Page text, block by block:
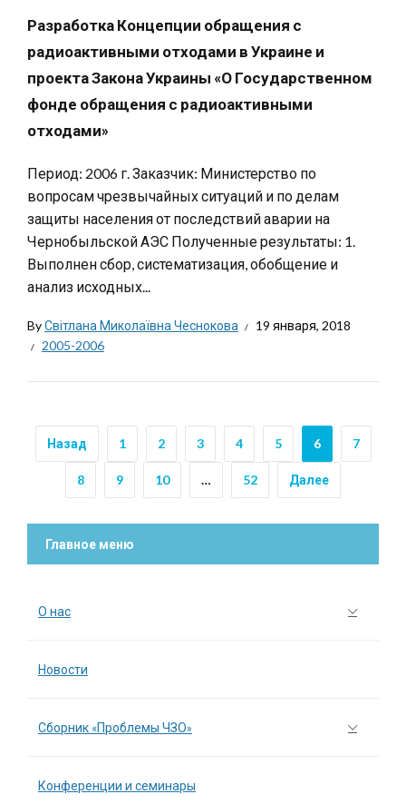
Разработка Концепции обращения с
радиоактивными отходами в Украине и
проекта Закона Украины «О Государственном
фонде обращения с радиоактивными
отходами»
Период: 2006 г. Заказчик: Министерство по
вопросам чрезвычайных ситуаций и по делам
защиты населения от последствий аварии на
Чернобыльской АЭС Полученные результаты: 1.
Выполнен сбор, систематизация, обобщение и
анализ исходных...
ByСвітлана Миколаївна Чеснокова
19 января, 2018
2005-2006
Назад 1 2 3 4 5 6 7
8 9 10 … 52 Далее
Главное меню
О нас
Новости
Сборник «Проблемы ЧЗО»
Конференции и семинары